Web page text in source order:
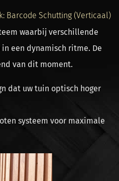
Barcode Schutting (Verticaal)
waarbij verschillende
een dynamisch ritme. De
van dit moment.
dat uw tuin optisch hoger
systeem voor maximale